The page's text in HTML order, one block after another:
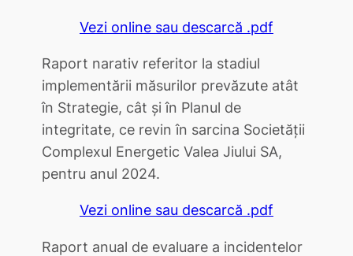
Vezi online sau descarcă .pdf
Raport narativ referitor la stadiul
implementării măsurilor prevăzute atât
în Strategie, cât și în Planul de
integritate, ce revin în sarcina Societății
Complexul Energetic Valea Jiului SA,
pentru anul 2024.
Vezi online sau descarcă .pdf
Raport anual de evaluare a incidentelor